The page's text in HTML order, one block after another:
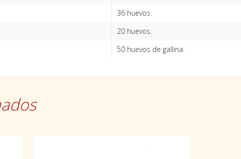
36 huevos.
20 huevos.
50 huevos de gallina.